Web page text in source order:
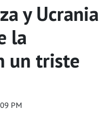
y Ucrania
la
un triste
PM